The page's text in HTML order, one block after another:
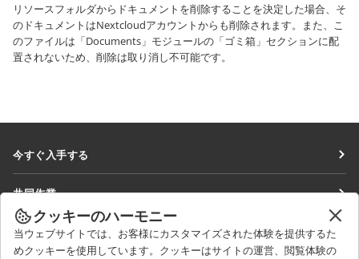
リソースフォルダからドキュメントを削除することを決定した場合、そ
のドキュメントはNextcloudアカウントからも削除されます。また、こ
のファイルは「Documents」モジュールの「ゴミ箱」セクションに配
置されないため、削除は取り消し不可能です。
今すぐ入手する
DocSpace
Workspace
共同作業
貢献者向け
翻訳者向け
ニュースを見る
クッキーのハーモニー
当ウェブサイトでは、お客様にカスタマイズされた体験を提供するた
めクッキーを使用しています。クッキーはサイトの運営、閲覧体験の